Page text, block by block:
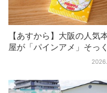
【あすから】大阪の人気
屋が「パインアメ」そっく
りのブックカバー開発、